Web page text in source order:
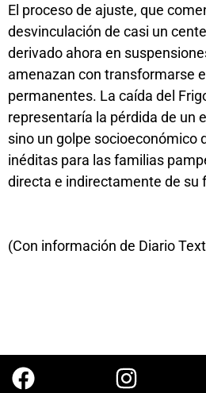
El proceso de ajuste, que
desvinculación de casi un
derivado ahora en
amenazan con transformarse
permanentes. La caída del
representaría la pérdida de un
sino un golpe socioeconómico
inéditas para las familias
directa e indirectamente de su
(Con información de Diario